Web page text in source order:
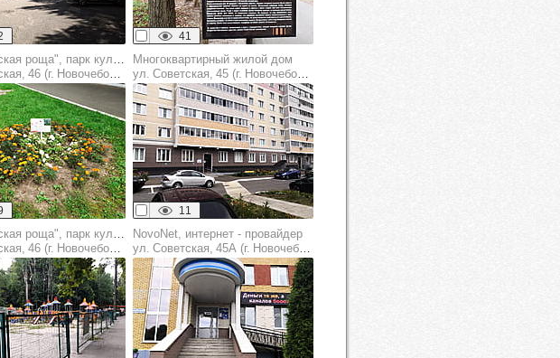
41
"Ельниковская роща", парк культуры и отдыха
46 (г. Новочебоксарск)
Многоквартирный жилой дом
ул. Советская, 45 (г. Новочебоксарск)
11
"Ельниковская роща", парк культуры и отдыха
46 (г. Новочебоксарск)
NovoNet, интернет - провайдер
ул. Советская, 45А (г. Новочебоксарск)